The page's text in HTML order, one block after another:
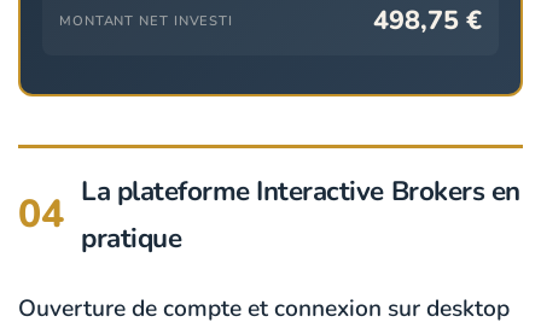
MONTANT NET INVESTI 498,75 €
04 La plateforme Interactive Brokers en
pratique
Ouverture de compte et connexion sur desktop